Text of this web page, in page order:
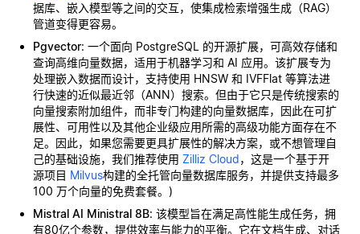
据库、嵌入模型等之间的交互，使集成检索增强生成（RAG）
管道变得更容易。
Pgvector: 一个面向 PostgreSQL 的开源扩展，可高效存储和
查询高维向量数据，适用于机器学习和 AI 应用。该扩展专为
处理嵌入数据而设计，支持使用 HNSW 和 IVFFlat 等算法进
行快速的近似最近邻（ANN）搜索。但由于它只是传统搜索的
向量搜索附加组件，而非专门构建的向量数据库，因此在可扩
展性、可用性以及其他企业级应用所需的高级功能方面存在不
足。因此，如果您需要更具扩展性的解决方案，或不想管理自
己的基础设施，我们推荐使用 Zilliz Cloud，这是一个基于开
源项目 Milvus构建的全托管向量数据库服务，并提供支持最多
100 万个向量的免费套餐。)
Mistral AI Ministral 8B: 该模型旨在满足高性能生成任务，拥
有80亿个参数，提供效率与能力的平衡。它在文档生成、对话